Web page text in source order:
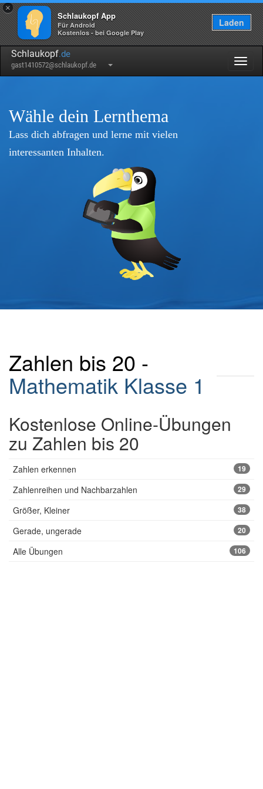
×
Schlaukopf App
Für Android
Kostenlos - bei Google Play
Laden
Schlaukopf.de
gast1410572@schlaukopf.de
Wähle dein Lernthema
Lass dich abfragen und lerne mit vielen
interessanten Inhalten.
Zahlen bis 20 -
Mathematik Klasse 1
Kostenlose Online-Übungen
zu Zahlen bis 20
Zahlen erkennen 19
Zahlenreihen und Nachbarzahlen 29
Größer, Kleiner 38
Gerade, ungerade 20
Alle Übungen 106